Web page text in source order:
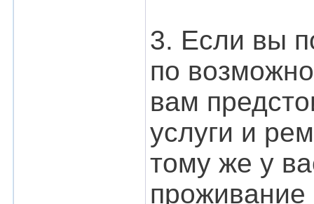
3. Если вы
по
вам
услуги и
тому же у